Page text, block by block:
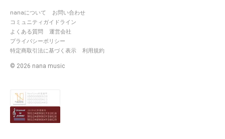
nanaについて
お問い合わせ
コミュニティガイドライン
よくある質問
運営会社
プライバシーポリシー
特定商取引法に基づく表示
利用規約
© 2026 nana music